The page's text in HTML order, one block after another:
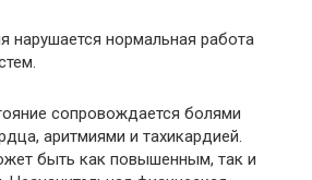
нарушается нормальная работа
сопровождается болями
аритмиями и тахикардией.
быть как повышенным, так и